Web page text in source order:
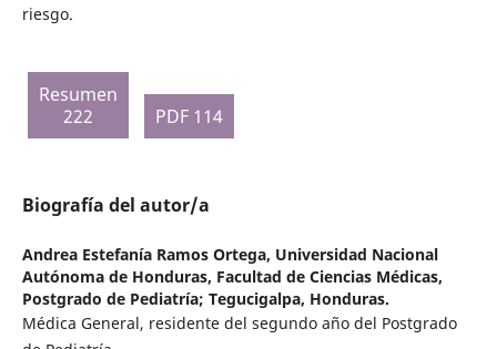
riesgo.
Resumen
222
PDF 114
Biografía del autor/a
Andrea Estefanía Ramos Ortega, Universidad Nacional
Autónoma de Honduras, Facultad de Ciencias Médicas,
Postgrado de Pediatría; Tegucigalpa, Honduras.
Médica General, residente del segundo año del Postgrado